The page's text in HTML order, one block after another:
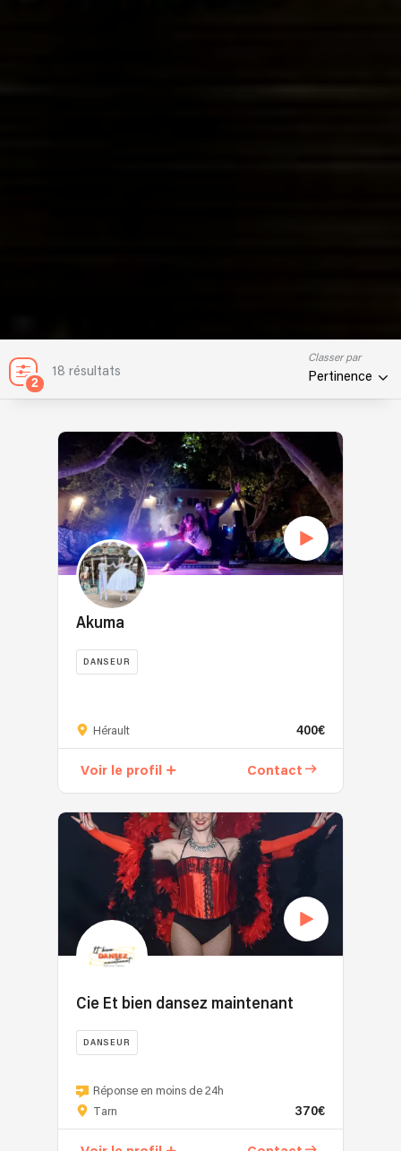
2
18 résultats
Classer par
Pertinence
Akuma
DANSEUR
feu
acroyoga
portés
1m10
Hérault 400€
Voir le profil Contact
Cie Et bien dansez maintenant
DANSEUR
Cie
"Et
bien
Réponse en moins de 24h
Tarn
370€